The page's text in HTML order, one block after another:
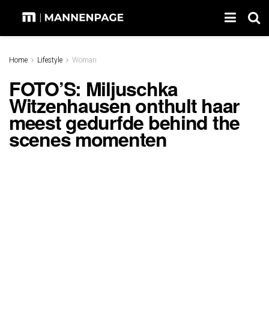
Home Lifestyle Woman
FOTO’S: Miljuschka
Witzenhausen onthult haar
meest gedurfde behind the
scenes momenten